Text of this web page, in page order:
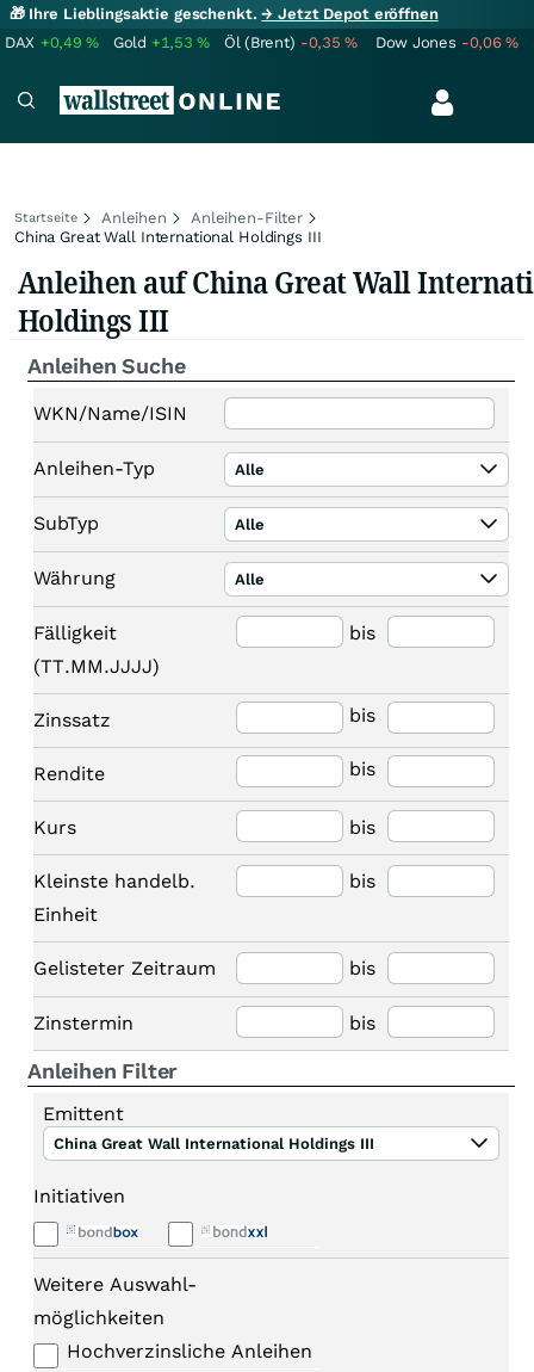
🎁 Ihre Lieblingsaktie geschenkt.→ Jetzt Depot eröffnen
DAX +0,49% Gold +1,53% Öl (Brent) -0,35% Dow Jones -0,06%
Startseite Anleihen
Anleihen-Filter
China Great Wall International Holdings III
Anleihen auf China Great Wall
Holdings III
Anleihen Suche
WKN/Name/ISIN
Anleihen-Typ Alle
SubTyp Alle
Währung Alle
Fälligkeit
(TT.MM.JJJJ)
bis
Zinssatz bis
Rendite bis
Kurs bis
Kleinste handelb.
Einheit
bis
Gelisteter Zeitraum bis
Zinstermin bis
Anleihen Filter
Emittent
China Great Wall International Holdings III
Initiativen
Weitere Auswahl-
möglichkeiten
Hochverzinsliche Anleihen